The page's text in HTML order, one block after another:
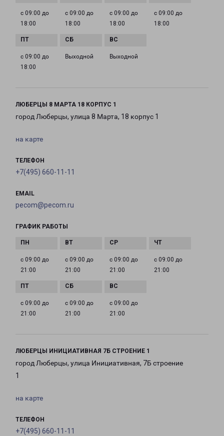
с 09:00 до
18:00
с 09:00 до
18:00
с 09:00 до
18:00
с 09:00 до
18:00
с 09:00 до
18:00
Выходной Выходной
ЛЮБЕРЦЫ 8 МАРТА 18 КОРПУС 1
город Люберцы, улица 8 Марта, 18 корпус 1
на карте
ТЕЛЕФОН
+7(495) 660-11-11
EMAIL
pecom@pecom.ru
ГРАФИК РАБОТЫ
с 09:00 до
21:00
с 09:00 до
21:00
с 09:00 до
21:00
с 09:00 до
21:00
с 09:00 до
21:00
с 09:00 до
21:00
с 09:00 до
21:00
ЛЮБЕРЦЫ ИНИЦИАТИВНАЯ 7Б СТРОЕНИЕ 1
город Люберцы, улица Инициативная, 7Б строение
1
на карте
ТЕЛЕФОН
+7(495) 660-11-11